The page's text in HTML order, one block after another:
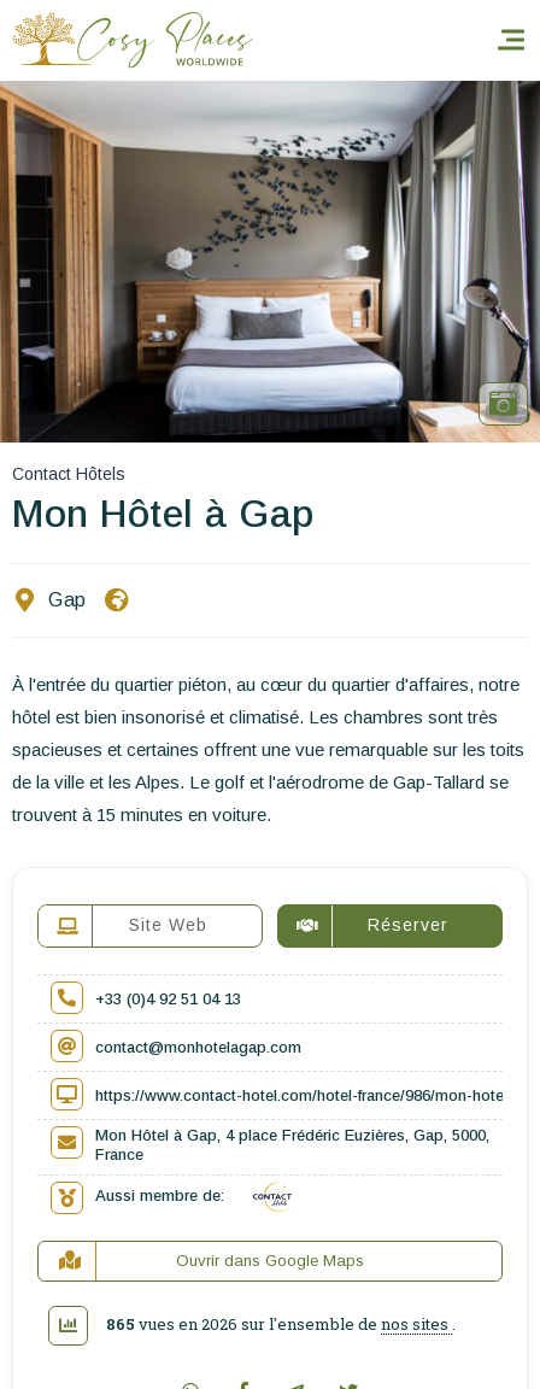
Accueil
Réserver un séjour
Nos adresses dans le monde
World’s Best Hotels
Vous faire voyager
Les séjours à thème
Contact Hôtels
Mon Hôtel à Gap
Gap
À l'entrée du quartier piéton, au cœur du quartier d'affaires, notre
hôtel est bien insonorisé et climatisé. Les chambres sont très
spacieuses et certaines offrent une vue remarquable sur les toits
de la ville et les Alpes. Le golf et l'aérodrome de Gap-Tallard se
trouvent à 15 minutes en voiture.
Site Web Réserver
+33 (0)4 92 51 04 13
contact@monhotelagap.com
https://www.contact-hotel.com/hotel-france/986/mon-hotel-a-
Mon Hôtel à Gap, 4 place Frédéric Euzières, Gap, 5000,
France
Aussi membre de:
Ouvrir dans Google Maps
865 vues en 2026 sur l'ensemble de nos sites